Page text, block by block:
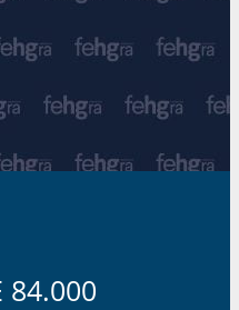
84.000